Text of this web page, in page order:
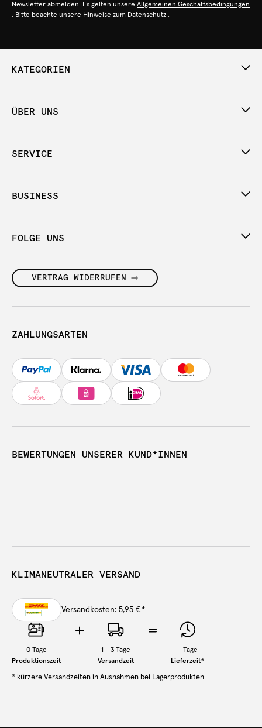
Newsletter abmelden. Es gelten unsere Allgemeinen Geschäftsbedingungen
. Bitte beachte unsere Hinweise zum Datenschutz .
KATEGORIEN
ÜBER UNS
SERVICE
BUSINESS
FOLGE UNS
VERTRAG WIDERRUFEN
ZAHLUNGSARTEN
BEWERTUNGEN UNSERER KUND*INNEN
KLIMANEUTRALER VERSAND
Versandkosten: 5,95 €*
0Tage
Produktionszeit
1 - 3 Tage
Versandzeit
- Tage
Lieferzeit*
* kürzere Versandzeiten in Ausnahmen bei Lagerprodukten